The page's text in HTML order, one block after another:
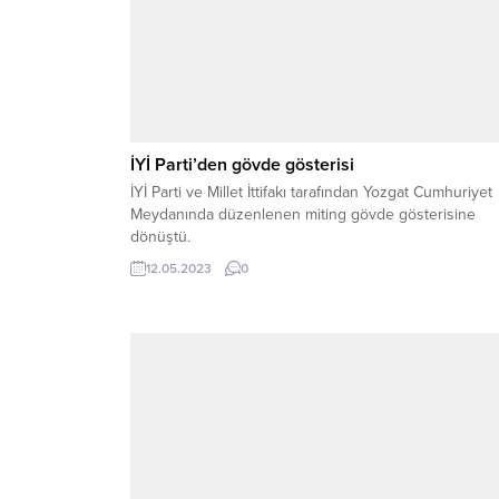
İYİ Parti’den gövde gösterisi
İYİ Parti ve Millet İttifakı tarafından Yozgat Cumhuriyet
Meydanında düzenlenen miting gövde gösterisine
dönüştü.
12.05.2023 0